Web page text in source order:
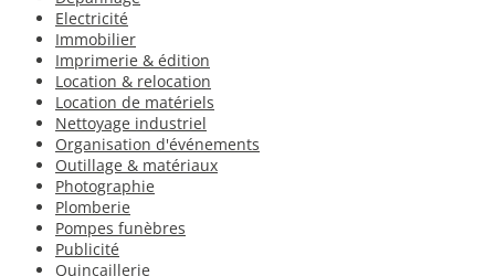
Electricité
Immobilier
Imprimerie & édition
Location & relocation
Location de matériels
Nettoyage industriel
Organisation d'événements
Outillage & matériaux
Photographie
Plomberie
Pompes funèbres
Publicité
Quincaillerie